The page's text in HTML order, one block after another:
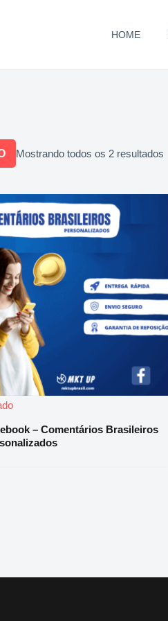
HOME
Mostrando todos os 2 resultados
– Comentários Brasileiros